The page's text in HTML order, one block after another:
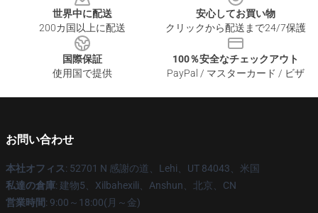
世界中に配送
200カ国以上に配送
安心してお買い物
クリックから配送まで24/7保護
国際保証
使用国で提供
100％安全なチェックアウト
PayPal / マスターカード / ビザ
お問い合わせ
本社オフィス: 52701 N 感謝の道、Lehi、UT 84043、米国
私達の倉庫: 建物5、Xilbahexili、Anshun、北京、CN
営業時間: 9:00～18:00(月～金)